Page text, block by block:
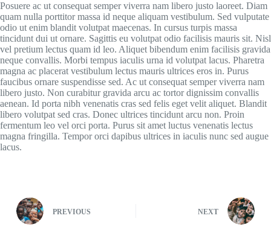
Posuere ac ut consequat semper viverra nam libero justo laoreet. Diam
quam nulla porttitor massa id neque aliquam vestibulum. Sed vulputate
odio ut enim blandit volutpat maecenas. In cursus turpis massa
tincidunt dui ut ornare. Sagittis eu volutpat odio facilisis mauris sit. Nisl
vel pretium lectus quam id leo. Aliquet bibendum enim facilisis gravida
neque convallis. Morbi tempus iaculis urna id volutpat lacus. Pharetra
magna ac placerat vestibulum lectus mauris ultrices eros in. Purus
faucibus ornare suspendisse sed. Ac ut consequat semper viverra nam
libero justo. Non curabitur gravida arcu ac tortor dignissim convallis
aenean. Id porta nibh venenatis cras sed felis eget velit aliquet. Blandit
libero volutpat sed cras. Donec ultrices tincidunt arcu non. Proin
fermentum leo vel orci porta. Purus sit amet luctus venenatis lectus
magna fringilla. Tempor orci dapibus ultrices in iaculis nunc sed augue
lacus.
PREVIOUS NEXT